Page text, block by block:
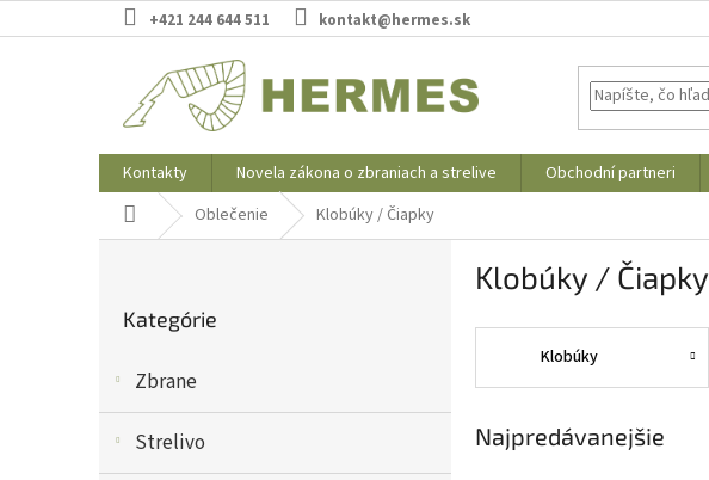
na
+421 244 644 511 kontakt@hermes.sk
Kontakty Novela zákona o zbraniach a strelive Obchodní partneri
Domov Oblečenie Klobúky / Čiapky
a
kategórie
Kategórie
Zbrane
Strelivo
Klobúky / Čiapky
Klobúky
Najpredávanejšie